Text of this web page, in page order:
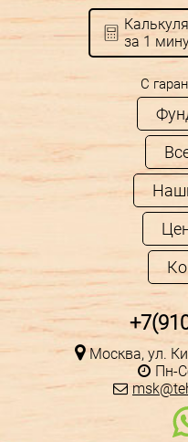
за 1
С
Москва, ул.
Пн-